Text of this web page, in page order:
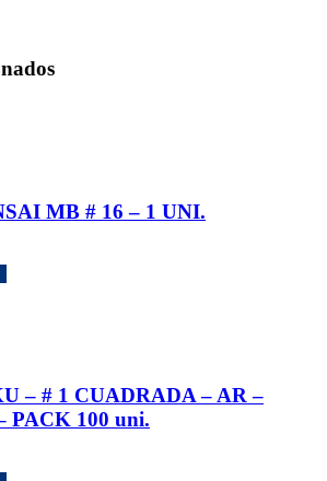
MB # 16 – 1 UNI.
– # 1 CUADRADA – AR –
PACK 100 uni.